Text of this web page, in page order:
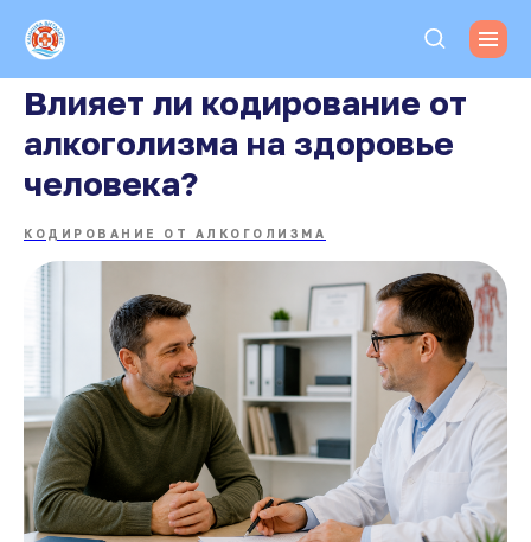
Влияет ли кодирование от
алкоголизма на здоровье
человека?
КОДИРОВАНИЕ ОТ АЛКОГОЛИЗМА